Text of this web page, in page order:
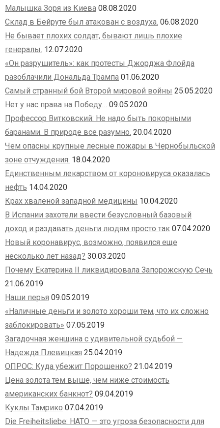
Малышка Зоря из Киева 08.08.2020
Склад в Бейруте был атакован с воздуха. 06.08.2020
Не бывает плохих солдат, бывают лишь плохие
генералы. 12.07.2020
«Он разрушитель»: как протесты Джорджа Флойда
разоблачили Дональда Трампа 01.06.2020
Самый странный бой Второй мировой войны 25.05.2020
Нет у нас права на Победу… 09.05.2020
Профессор Витковский: Не надо быть покорными
баранами. В природе все разумно. 20.04.2020
Чем опасны крупные лесные пожары в Чернобыльской
зоне отчуждения. 18.04.2020
Единственным лекарством от короновируса оказалась
нефть 14.04.2020
Крах хваленой западной медицины 10.04.2020
В Испании захотели ввести безусловный базовый
доход и раздавать деньги людям просто так 07.04.2020
Новый коронавирус, возможно, появился еще
несколько лет назад? 30.03.2020
Почему Екатерина II ликвидировала Запорожскую Сечь
21.06.2019
Наши перья 09.05.2019
«Наличные деньги и золото хороши тем, что их сложно
заблокировать» 07.05.2019
Загадочная женщина с удивительной судьбой —
Надежда Плевицкая 25.04.2019
ОПРОС: Куда убежит Порошенко? 21.04.2019
Цена золота тем выше, чем ниже стоимость
американских банкнот? 09.04.2019
Куклы Тамрико 07.04.2019
Die Freiheitsliebe: НАТО — это угроза безопасности для